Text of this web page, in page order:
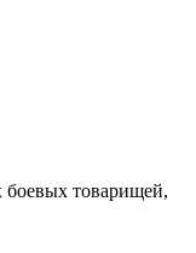
боевых товарищей,